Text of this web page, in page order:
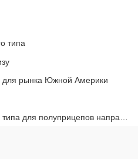
типа
для рынка Южной Америки